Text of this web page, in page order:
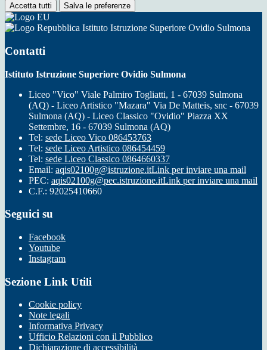
Accetta tutti Salva le preferenze
Istituto Istruzione Superiore Ovidio Sulmona
Contatti
Istituto Istruzione Superiore Ovidio Sulmona
Liceo "Vico" Viale Palmiro Togliatti, 1 - 67039 Sulmona
(AQ) - Liceo Artistico "Mazara" Via De Matteis, snc - 67039
Sulmona (AQ) - Liceo Classico "Ovidio" Piazza XX
Settembre, 16 - 67039 Sulmona (AQ)
Tel: sede Liceo Vico 086453763
Tel: sede Liceo Artistico 086454459
Tel: sede Liceo Classico 0864660337
Email: aqis02100g@istruzione.itLink per inviare una mail
PEC: aqis02100g@pec.istruzione.itLink per inviare una mail
C.F.: 92025410660
Seguici su
Facebook
Youtube
Instagram
Sezione Link Utili
Cookie policy
Note legali
Informativa Privacy
Ufficio Relazioni con il Pubblico
Dichiarazione di accessibilità